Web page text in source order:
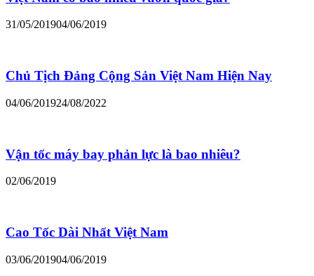
31/05/201904/06/2019
Chủ Tịch Đảng Cộng Sản Việt Nam Hiện Nay
04/06/201924/08/2022
Vận tốc máy bay phản lực là bao nhiêu?
02/06/2019
Cao Tốc Dài Nhất Việt Nam
03/06/201904/06/2019